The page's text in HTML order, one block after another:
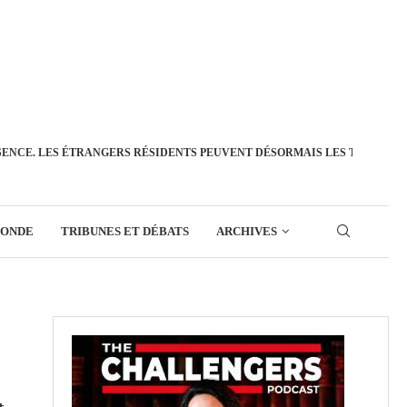
LES ÉTRANGERS RÉSIDENTS PEUVENT DÉSORMAIS LES
TRIBUNES ET DÉBATS ARCHIVES